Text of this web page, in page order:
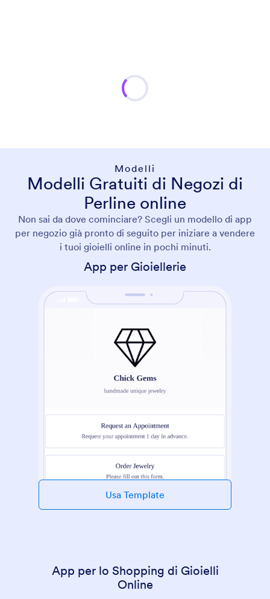
Modelli
Modelli Gratuiti di Negozi di
Perline online
Non sai da dove cominciare? Scegli un modello di app
per negozio già pronto di seguito per iniziare a vendere
i tuoi gioielli online in pochi minuti.
App per Gioiellerie
Usa Template
App per lo Shopping di Gioielli
Online